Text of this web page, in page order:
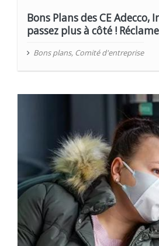
Bons Plans des CE Adecco,
passez plus à côté !
Bons plans, Comité d'entreprise